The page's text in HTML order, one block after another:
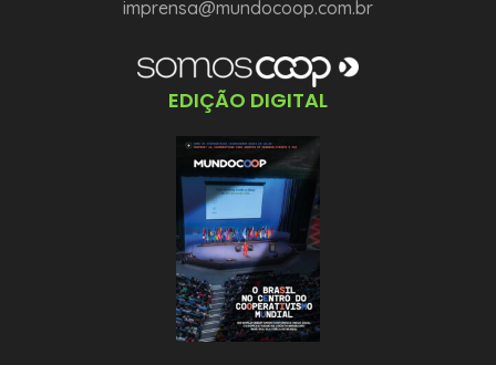
imprensa@mundocoop.com.br
EDIÇÃO DIGITAL